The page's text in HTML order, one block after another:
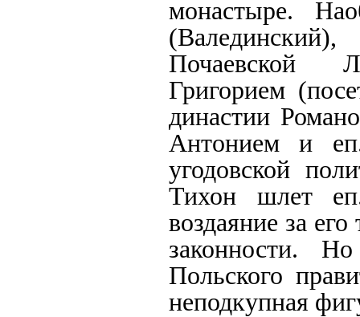
монастыре.
Почаевской
Григорием
династии
Антонием и
угодовской
Тихон шлет
воздаяние за
законности.
Польского
неподкупная